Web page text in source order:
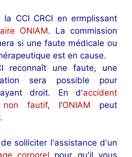
la CCI CRCI en ermplissant
ONIAM. La commission
si une faute médicale ou
est en cause.
reconnaît une faute, une
sera possible pour
droit. En d'accident
non fautif, l’ONIAM peut
solliciter l'assistance d'un
corporel pour qu'il vous